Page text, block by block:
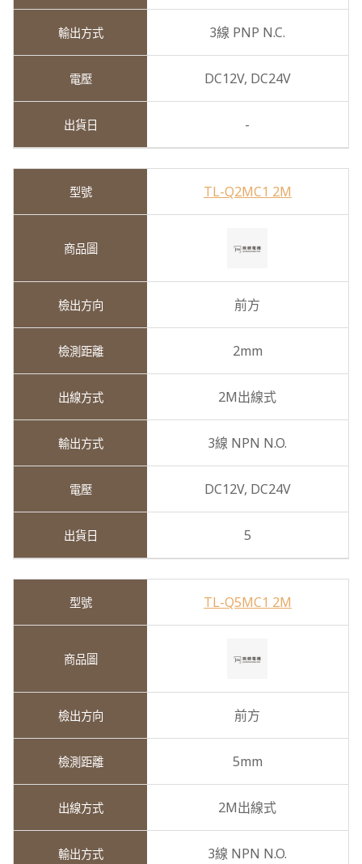
3線 PNP N.C.
DC12V, DC24V
-
TL-Q2MC1 2M
前方
2mm
2M出線式
3線 NPN N.O.
DC12V, DC24V
5
TL-Q5MC1 2M
前方
5mm
2M出線式
3線 NPN N.O.